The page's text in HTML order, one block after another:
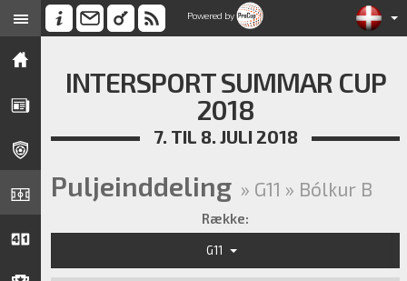
Powered by
INTERSPORT SUMMAR CUP
2018
7. TIL 8. JULI 2018
Puljeinddeling » G11 » Bólkur B
Række:
G11